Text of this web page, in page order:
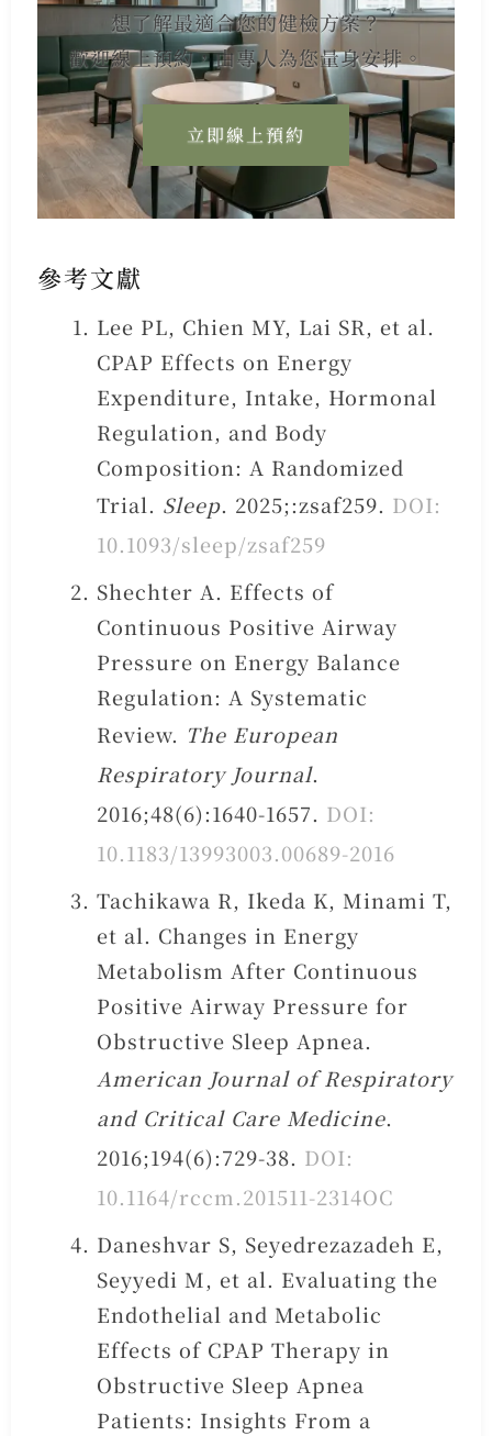
想了解最適合您的健檢方案？
歡迎線上預約，由專人為您量身安排。
立即線上預約
參考文獻
Lee PL, Chien MY, Lai SR, et al.
CPAP Effects on Energy
Expenditure, Intake, Hormonal
Regulation, and Body
Composition: A Randomized
Trial. Sleep. 2025;:zsaf259. DOI:
10.1093/sleep/zsaf259
Shechter A. Effects of
Continuous Positive Airway
Pressure on Energy Balance
Regulation: A Systematic
Review. The European
Respiratory Journal.
2016;48(6):1640-1657. DOI:
10.1183/13993003.00689-2016
Tachikawa R, Ikeda K, Minami T,
et al. Changes in Energy
Metabolism After Continuous
Positive Airway Pressure for
Obstructive Sleep Apnea.
American Journal of Respiratory
and Critical Care Medicine.
2016;194(6):729-38. DOI:
10.1164/rccm.201511-2314OC
Daneshvar S, Seyedrezazadeh E,
Seyyedi M, et al. Evaluating the
Endothelial and Metabolic
Effects of CPAP Therapy in
Obstructive Sleep Apnea
Patients: Insights From a